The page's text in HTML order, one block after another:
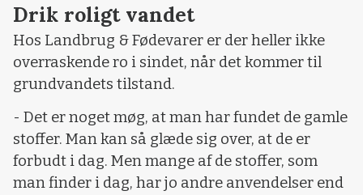
Drik roligt vandet
Hos Landbrug & Fødevarer er der heller ikke
overraskende ro i sindet, når det kommer til
grundvandets tilstand.
- Det er noget møg, at man har fundet de gamle
stoffer. Man kan så glæde sig over, at de er
forbudt i dag. Men mange af de stoffer, som
man finder i dag, har jo andre anvendelser end